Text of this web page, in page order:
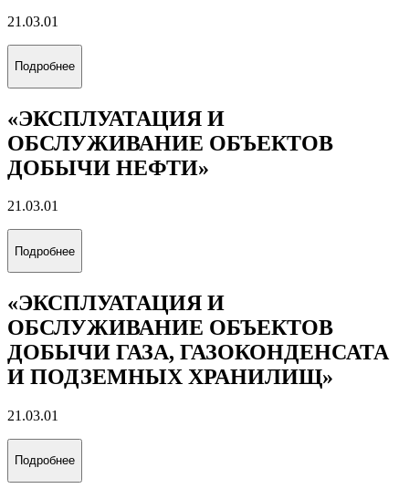
21.03.01
Подробнее
«ЭКСПЛУАТАЦИЯ И
ОБСЛУЖИВАНИЕ ОБЪЕКТОВ
ДОБЫЧИ НЕФТИ»
21.03.01
Подробнее
«ЭКСПЛУАТАЦИЯ И
ОБСЛУЖИВАНИЕ ОБЪЕКТОВ
ДОБЫЧИ ГАЗА, ГАЗОКОНДЕНСАТА
И ПОДЗЕМНЫХ ХРАНИЛИЩ»
21.03.01
Подробнее